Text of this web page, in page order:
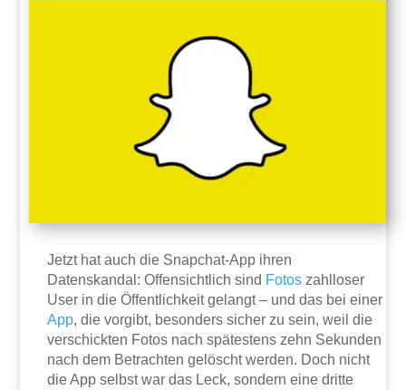
Jetzt hat auch die Snapchat-App ihren
Datenskandal: Offensichtlich sind Fotos zahlloser
User in die Öffentlichkeit gelangt – und das bei einer
App, die vorgibt, besonders sicher zu sein, weil die
verschickten Fotos nach spätestens zehn Sekunden
nach dem Betrachten gelöscht werden. Doch nicht
die App selbst war das Leck, sondern eine dritte